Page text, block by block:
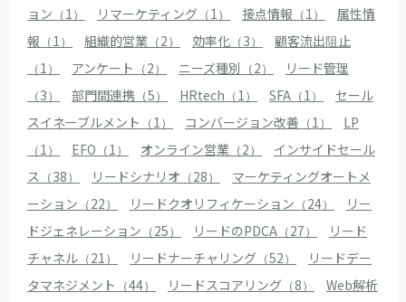
ョン（1）
リマーケティング（1） 接点情報（1）
属性情
報（1）
組織的営業（2） 効率化（3）
顧客流出阻止
（1）
アンケート（2） ニーズ種別（2）
リード管理
（3）
部門間連携（5） HRtech（1） SFA（1）
セール
スイネーブルメント（1）
コンバージョン改善（1）
LP
（1）
EFO（1） オンライン営業（2）
インサイドセール
ス（38）
リードシナリオ（28）
マーケティングオートメ
ーション（22）
リードクオリフィケーション（24）
リー
ドジェネレーション（25）
リードのPDCA（27）
リード
チャネル（21）
リードナーチャリング（52）
リードデー
タマネジメント（44）
リードスコアリング（8）
Web解析